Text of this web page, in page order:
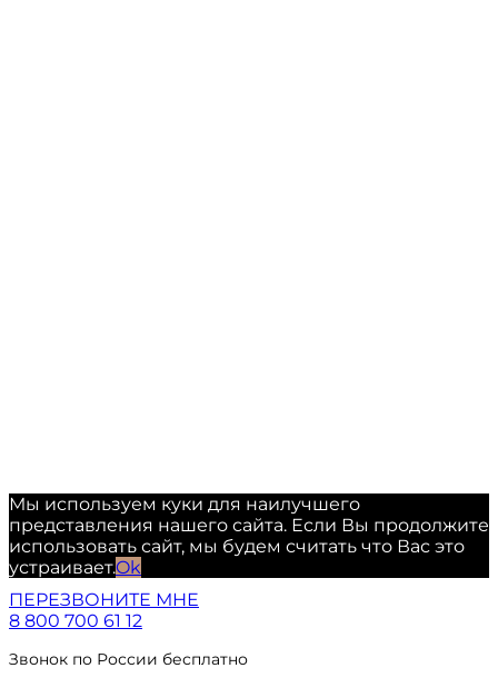
Мы используем куки для наилучшего
представления нашего сайта. Если Вы продолжите
использовать сайт, мы будем считать что Вас это
устраивает.Ok
ПЕРЕЗВОНИТЕ МНЕ
8 800 700 61 12
Звонок по России бесплатно